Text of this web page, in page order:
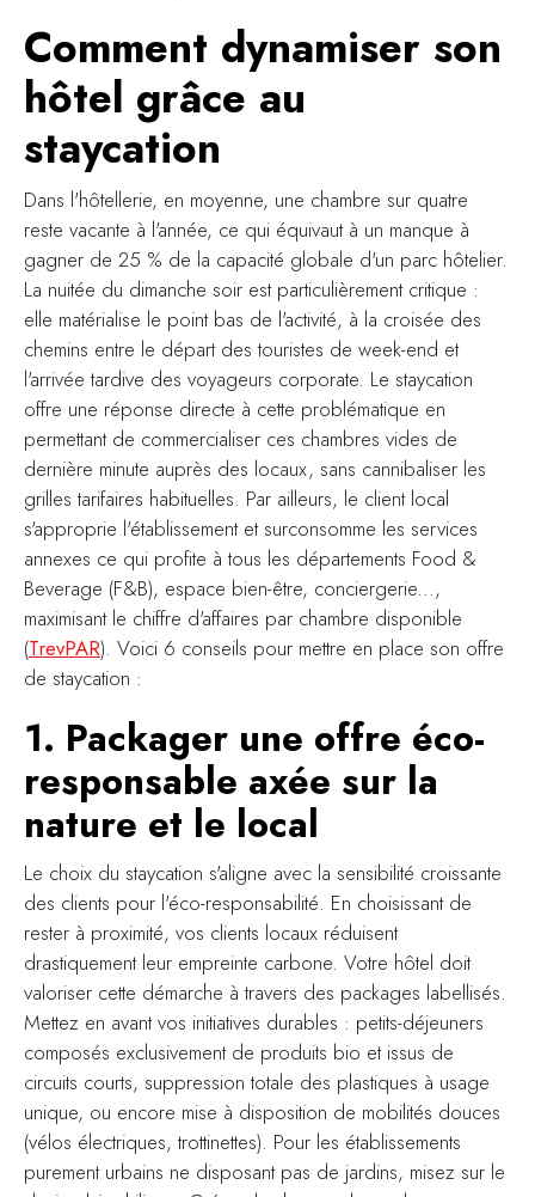
Comment dynamiser son
hôtel grâce au
staycation
Dans l'hôtellerie, en moyenne, une chambre sur quatre
reste vacante à l'année, ce qui équivaut à un manque à
gagner de 25 % de la capacité globale d'un parc hôtelier.
La nuitée du dimanche soir est particulièrement critique :
elle matérialise le point bas de l'activité, à la croisée des
chemins entre le départ des touristes de week-end et
l'arrivée tardive des voyageurs corporate. Le staycation
offre une réponse directe à cette problématique en
permettant de commercialiser ces chambres vides de
dernière minute auprès des locaux, sans cannibaliser les
grilles tarifaires habituelles. Par ailleurs, le client local
s'approprie l'établissement et surconsomme les services
annexes ce qui profite à tous les départements Food &
Beverage (F&B), espace bien-être, conciergerie...,
maximisant le chiffre d'affaires par chambre disponible
(TrevPAR). Voici 6 conseils pour mettre en place son offre
de staycation :
1. Packager une offre éco-
responsable axée sur la
nature et le local
Le choix du staycation s'aligne avec la sensibilité croissante
des clients pour l'éco-responsabilité. En choisissant de
rester à proximité, vos clients locaux réduisent
drastiquement leur empreinte carbone. Votre hôtel doit
valoriser cette démarche à travers des packages labellisés.
Mettez en avant vos initiatives durables : petits-déjeuners
composés exclusivement de produits bio et issus de
circuits courts, suppression totale des plastiques à usage
unique, ou encore mise à disposition de mobilités douces
(vélos électriques, trottinettes). Pour les établissements
purement urbains ne disposant pas de jardins, misez sur le